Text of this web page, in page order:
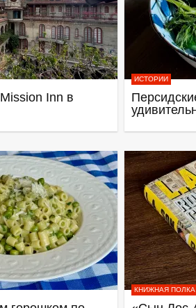
Inn в
ИСТОРИИ
КНИЖНАЯ ПОЛКА